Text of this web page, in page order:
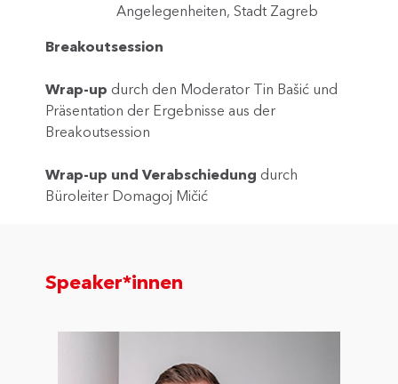
Angelegenheiten, Stadt Zagreb
Breakoutsession
Wrap-up durch den Moderator Tin Bašić und
Präsentation der Ergebnisse aus der
Breakoutsession
Wrap-up und Verabschiedung durch
Büroleiter Domagoj Mičić
Speaker*innen